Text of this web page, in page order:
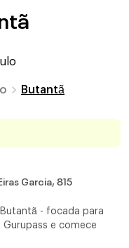
Butantã
Garcia, 815
- focada para
Gurupass e comece